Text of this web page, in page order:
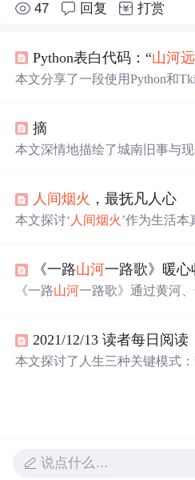
47 回复 打赏
Python表白代码：“山河
本文分享了一段使用Python和
效果和深情的烟花文案。
摘
本文深情地描绘了城南旧事与
人间烟火 ，最抚凡人心
本文探讨‘ 人间烟火’作为生活
生活质感的重要性。文中指出
在——饮食、亲情、邻里、微小
《一路山河一路歌》暖心
《一路山河一路歌》通过黄河
解传统建筑、非遗技艺与地域
合。
2021/12/13 读者每日阅读
本文探讨了人生三种关键模式
说点什么…